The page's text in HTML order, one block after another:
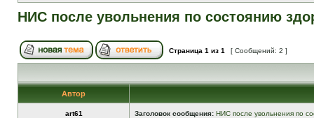
НИС после увольнения по состоянию
Страница 1 из 1 [ Сообщений: 2 ]
Автор
art61 Заголовок сообщения: НИС после увольнения по